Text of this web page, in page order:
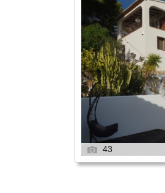
43